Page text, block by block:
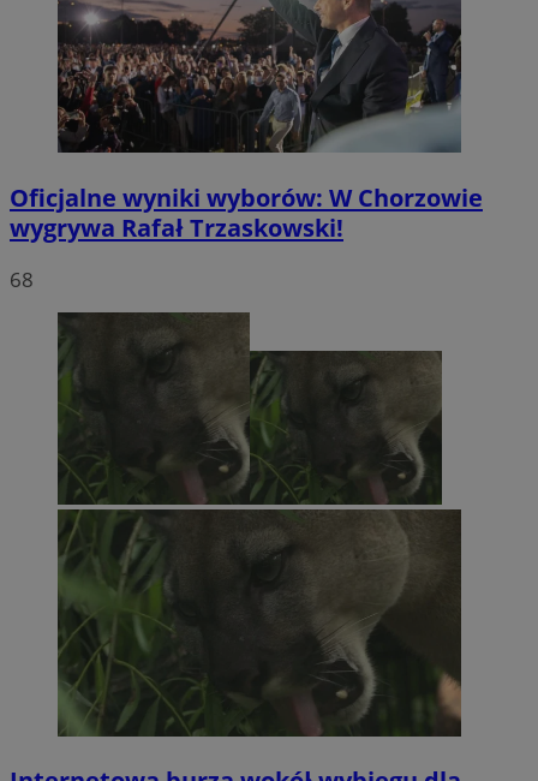
Oficjalne wyniki wyborów: W Chorzowie
wygrywa Rafał Trzaskowski!
68